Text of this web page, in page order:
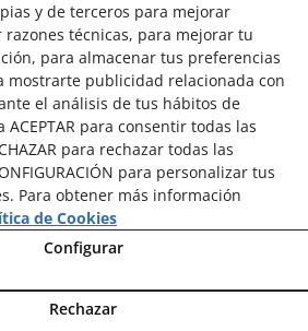
Ribalta Ros - Todos los derechos
Política de Privacidad
Aviso Legal
y de terceros para mejorar
técnicas, para mejorar tu
para almacenar tus preferencias
mostrarte publicidad relacionada con
el análisis de tus hábitos de
ACEPTAR para consentir todas las
para rechazar todas las
para personalizar tus
Para obtener más información
de Cookies
Configurar
Rechazar